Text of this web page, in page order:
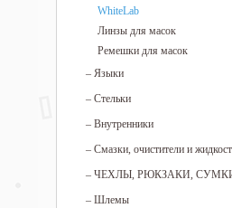
WhiteLab
Линзы для масок
Ремешки для масок
– Языки
– Стельки
– Внутренники
– Смазки, очистители и
– ЧЕХЛЫ, РЮКЗАКИ,
– Шлемы